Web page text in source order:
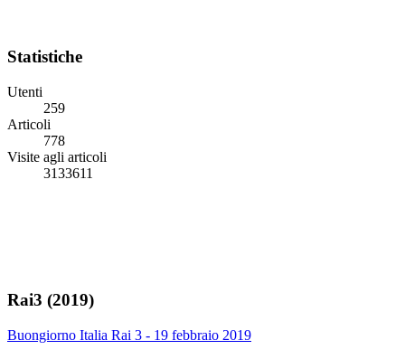
Statistiche
Utenti
259
Articoli
778
Visite agli articoli
3133611
Rai3 (2019)
Buongiorno Italia Rai 3 - 19 febbraio 2019